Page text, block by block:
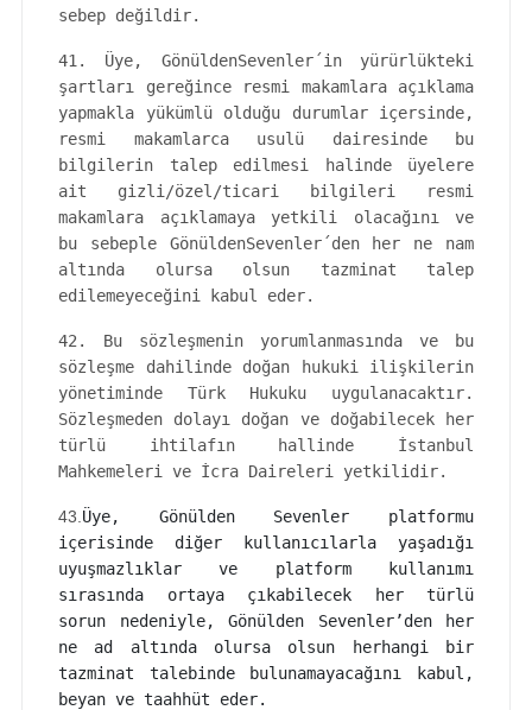
sebep değildir.
41. Üye, GönüldenSevenler´in yürürlükteki
şartları gereğince resmi makamlara açıklama
yapmakla yükümlü olduğu durumlar içersinde,
resmi makamlarca usulü dairesinde bu
bilgilerin talep edilmesi halinde üyelere
ait gizli/özel/ticari bilgileri resmi
makamlara açıklamaya yetkili olacağını ve
bu sebeple GönüldenSevenler´den her ne nam
altında olursa olsun tazminat talep
edilemeyeceğini kabul eder.
42. Bu sözleşmenin yorumlanmasında ve bu
sözleşme dahilinde doğan hukuki ilişkilerin
yönetiminde Türk Hukuku uygulanacaktır.
Sözleşmeden dolayı doğan ve doğabilecek her
türlü ihtilafın hallinde İstanbul
Mahkemeleri ve İcra Daireleri yetkilidir.
43. Üye, Gönülden Sevenler platformu
içerisinde diğer kullanıcılarla yaşadığı
uyuşmazlıklar ve platform kullanımı
sırasında ortaya çıkabilecek her türlü
sorun nedeniyle, Gönülden Sevenler’den her
ne ad altında olursa olsun herhangi bir
tazminat talebinde bulunamayacağını kabul,
beyan ve taahhüt eder.